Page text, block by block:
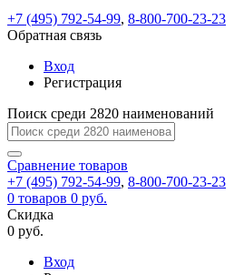
по
ней
для
регистрации.
Ок
Запомнить
меня
Забыли
Мы
отправим
ссылку
на
указанный
электронный
адрес,
перейдя
по
которой
вы
новый
test@test.ru
отправлена
ссылка.
Перейдите
по
для
смены
пароля.
Сменить
Войти
Сообщение
пользовательского
соглашения
+7 (495) 792-54-99, 8-800-700-23-23
Обратная связь
Вход
Регистрация
Поиск среди 2820 наименований
Сравнение товаров
+7 (495) 792-54-99, 8-800-700-23-23
0 товаров 0 руб.
Скидка
0 руб.
Вход